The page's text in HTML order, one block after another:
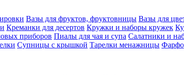
Вазы для фруктов, фруктовницы Вазы для
Креманки для десертов Кружки и наборы кружек
приборов Пиалы для чая и супа Салатники и
Супницы с крышкой Тарелки менажницы